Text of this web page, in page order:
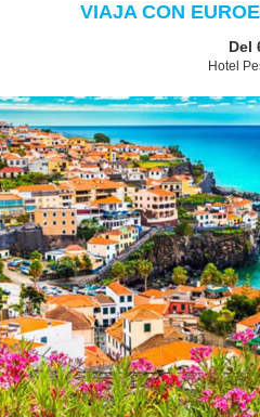
VIAJA CON
Del
Hotel